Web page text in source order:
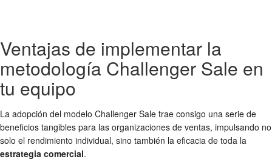
Ventajas de implementar la
metodología Challenger Sale en
tu equipo
La adopción del modelo Challenger Sale trae consigo una serie de
beneficios tangibles para las organizaciones de ventas, impulsando no
solo el rendimiento individual, sino también la eficacia de toda la
estrategia comercial.